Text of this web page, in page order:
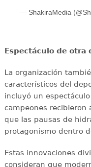
— ShakiraMedia
Espectáculo de otra
La organización
característicos del
incluyó un
campeones recibieron
que las pausas de
protagonismo dentro
Estas innovaciones
consideran que